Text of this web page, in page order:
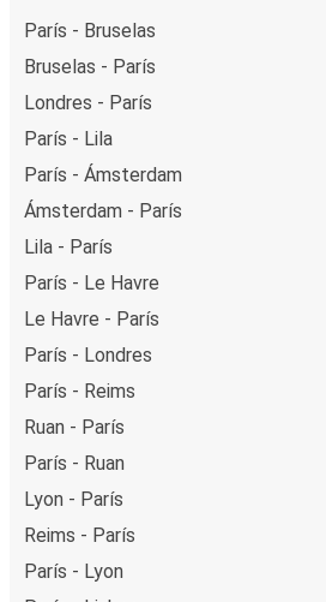
París - Bruselas
Bruselas - París
Londres - París
París - Lila
París - Ámsterdam
Ámsterdam - París
Lila - París
París - Le Havre
Le Havre - París
París - Londres
París - Reims
Ruan - París
París - Ruan
Lyon - París
Reims - París
París - Lyon